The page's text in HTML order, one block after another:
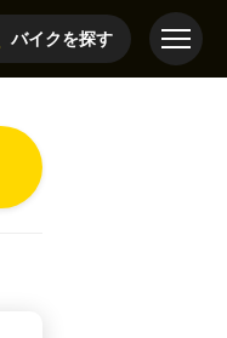
バイクを探す